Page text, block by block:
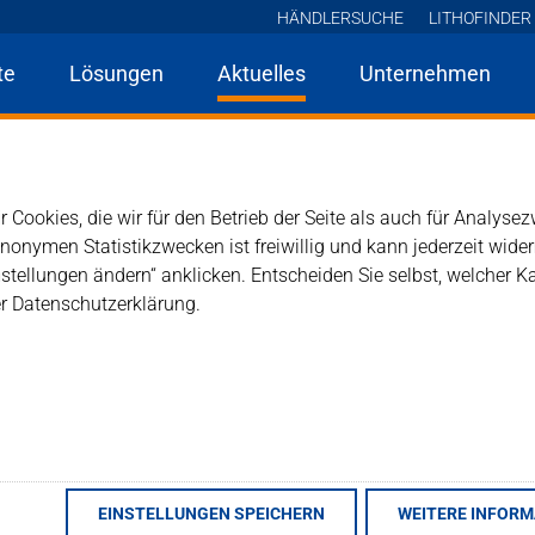
Cookies, die wir für den Betrieb der Seite als auch für
Statistikzwecken ist freiwillig und kann jederzeit
ändern“ anklicken. Entscheiden Sie selbst, welcher
Datenschutzerklärung.
EINSTELLUNGEN SPEICHERN WEITERE
HÄNDLERSUCHE LITHOFINDER
Lösungen Aktuelles Unternehmen
News 70 Jahre Lithofin: Ein Meilenstein in
Ein Meilenstein in
in der
Service, Qualität und Beständigkeit innerhalb
Werkstatt begann, hat sich im Laufe der
ist die Lithofin AG auch international
Reise, sondern auch den Einsatz jedes